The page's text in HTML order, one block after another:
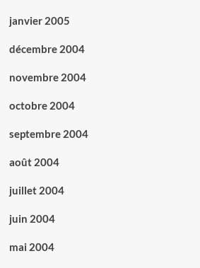
janvier 2005
décembre 2004
novembre 2004
octobre 2004
septembre 2004
août 2004
juillet 2004
juin 2004
mai 2004